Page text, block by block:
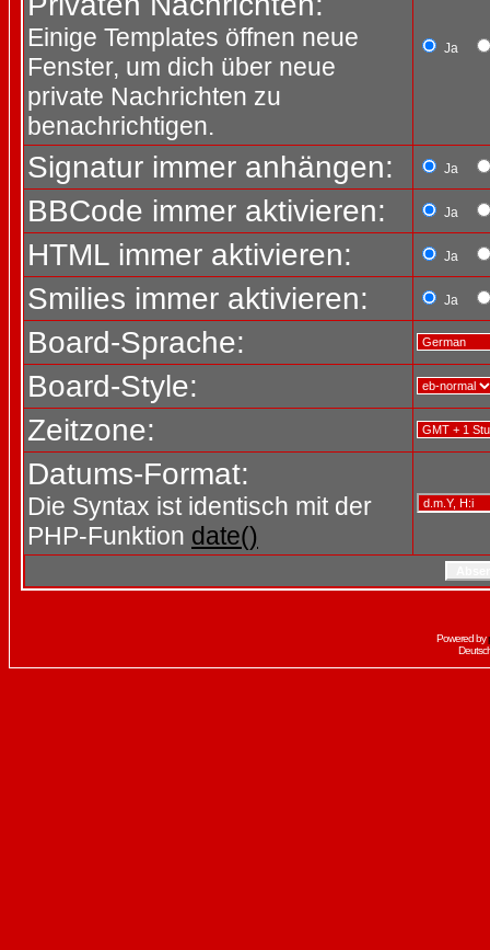
Einige Templates öffnen neue
Fenster, um dich über neue
private Nachrichten zu
benachrichtigen.
Ja
Signatur immer anhängen: Ja
BBCode immer aktivieren: Ja
HTML immer aktivieren: Ja
Smilies immer aktivieren: Ja
Board-Sprache:
Board-Style:
Zeitzone:
Datums-Format:
Die Syntax ist identisch mit der
PHP-Funktion date()
Powered by